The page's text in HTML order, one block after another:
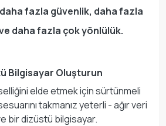
fazla güvenlik, daha fazla
ve daha fazla çok yönlülük.
Bilgisayar Oluşturun
elde etmek için sürtünmeli
takmanız yeterli - ağır veri
bir dizüstü bilgisayar.